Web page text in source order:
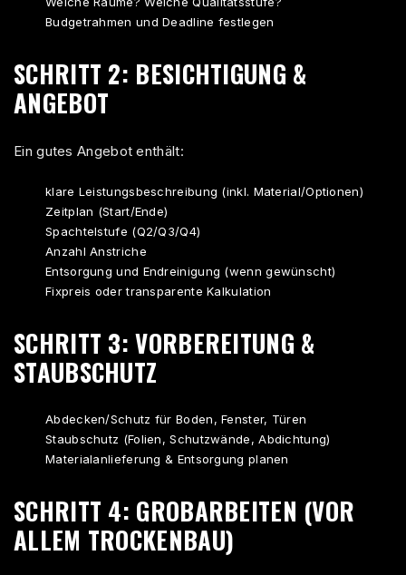
Budgetrahmen und Deadline festlegen
SCHRITT 2: BESICHTIGUNG &
ANGEBOT
Ein gutes Angebot enthält:
klare Leistungsbeschreibung (inkl. Material/Optionen)
Zeitplan (Start/Ende)
Spachtelstufe (Q2/Q3/Q4)
Anzahl Anstriche
Entsorgung und Endreinigung (wenn gewünscht)
Fixpreis oder transparente Kalkulation
SCHRITT 3: VORBEREITUNG &
STAUBSCHUTZ
Abdecken/Schutz für Boden, Fenster, Türen
Staubschutz (Folien, Schutzwände, Abdichtung)
Materialanlieferung & Entsorgung planen
SCHRITT 4: GROBARBEITEN (VOR
ALLEM TROCKENBAU)